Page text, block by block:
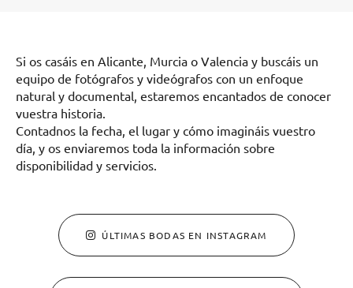
Si os casáis en Alicante, Murcia o Valencia y buscáis un
equipo de fotógrafos y videógrafos con un enfoque
natural y documental, estaremos encantados de conocer
vuestra historia.
Contadnos la fecha, el lugar y cómo imagináis vuestro
día, y os enviaremos toda la información sobre
disponibilidad y servicios.
ÚLTIMAS BODAS EN INSTAGRAM